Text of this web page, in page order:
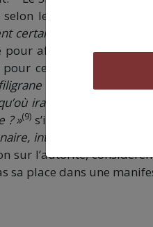
le syndicat,
certains aliments de leurs
pour affirmer que« si la
pour ceux qui n’auraient
de ces débats
ira-t-on au nom du
? »(9) s’interroge le
intolérant ou raciste ? »
sur l’autorité,
sa place dans une